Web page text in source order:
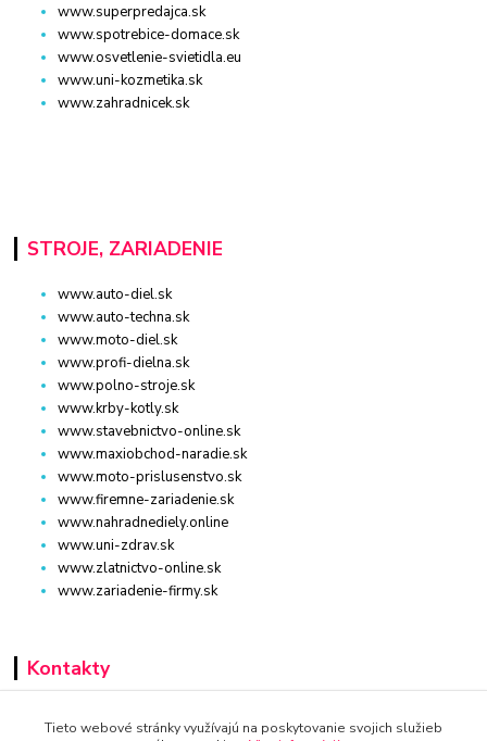
www.superpredajca.sk
www.spotrebice-domace.sk
www.osvetlenie-svietidla.eu
www.uni-kozmetika.sk
www.zahradnicek.sk
STROJE, ZARIADENIE
www.auto-diel.sk
www.auto-techna.sk
www.moto-diel.sk
www.profi-dielna.sk
www.polno-stroje.sk
www.krby-kotly.sk
www.stavebnictvo-online.sk
www.maxiobchod-naradie.sk
www.moto-prislusenstvo.sk
www.firemne-zariadenie.sk
www.nahradnediely.online
www.uni-zdrav.sk
www.zlatnictvo-online.sk
www.zariadenie-firmy.sk
Kontakty
+421 940 949 000
Tieto webové stránky využívajú na poskytovanie svojich služieb